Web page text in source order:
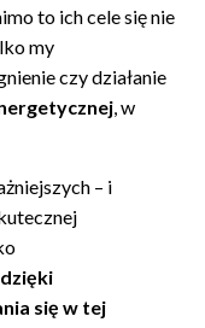
to ich cele się nie
my
czy działanie
, w
– i
się w tej